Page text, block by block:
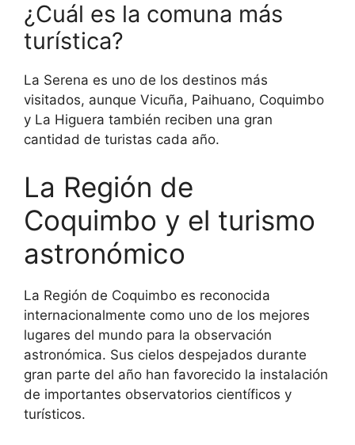
¿Cuál es la comuna más
turística?
La Serena es uno de los destinos más
visitados, aunque Vicuña, Paihuano, Coquimbo
y La Higuera también reciben una gran
cantidad de turistas cada año.
La Región de
Coquimbo y el turismo
astronómico
La Región de Coquimbo es reconocida
internacionalmente como uno de los mejores
lugares del mundo para la observación
astronómica. Sus cielos despejados durante
gran parte del año han favorecido la instalación
de importantes observatorios científicos y
turísticos.